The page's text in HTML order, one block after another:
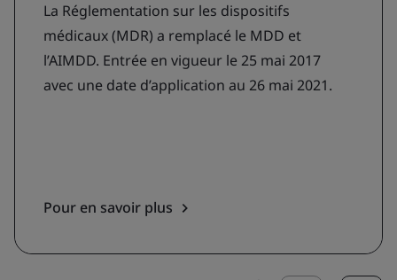
La Réglementation sur les dispositifs
médicaux (MDR) a remplacé le MDD et
l’AIMDD. Entrée en vigueur le 25 mai 2017
avec une date d’application au 26 mai 2021.
Pour en savoir plus